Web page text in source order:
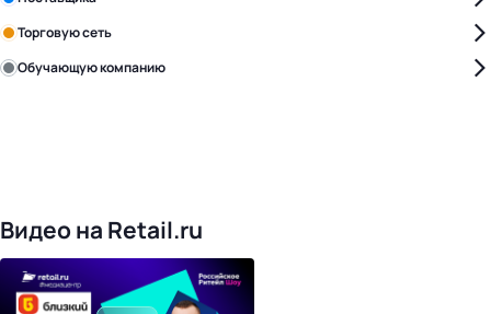
Торговую сеть
Обучающую компанию
Видео на Retail.ru